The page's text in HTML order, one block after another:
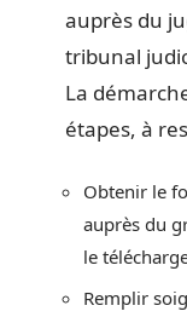
auprès du
tribunal
La
étapes, à
Obtenir le
auprès du
le
Remplir